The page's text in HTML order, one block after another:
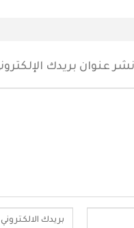
عنوان بريدك